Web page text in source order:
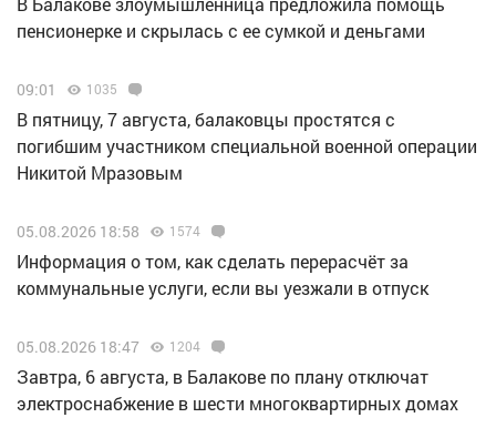
пенсионерке и скрылась с ее сумкой и деньгами
09:01 1035
В пятницу, 7 августа, балаковцы простятся с
погибшим участником специальной военной операции
Никитой Мразовым
05.08.2026 18:58 1574
Информация о том, как сделать перерасчёт за
коммунальные услуги, если вы уезжали в отпуск
05.08.2026 18:47 1204
Завтра, 6 августа, в Балакове по плану отключат
электроснабжение в шести многоквартирных домах